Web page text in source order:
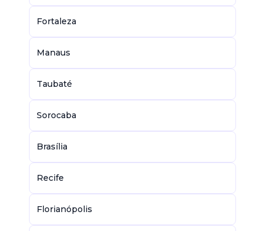
Fortaleza
Manaus
Taubaté
Sorocaba
Brasília
Recife
Florianópolis